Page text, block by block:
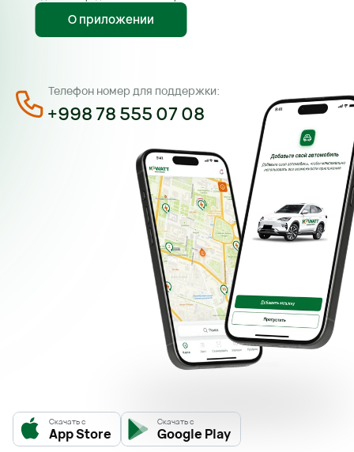
О приложении
Телефон номер для поддержки:
+998 78 555 07 08
Скачать с
App Store
Скачать с
Google Play